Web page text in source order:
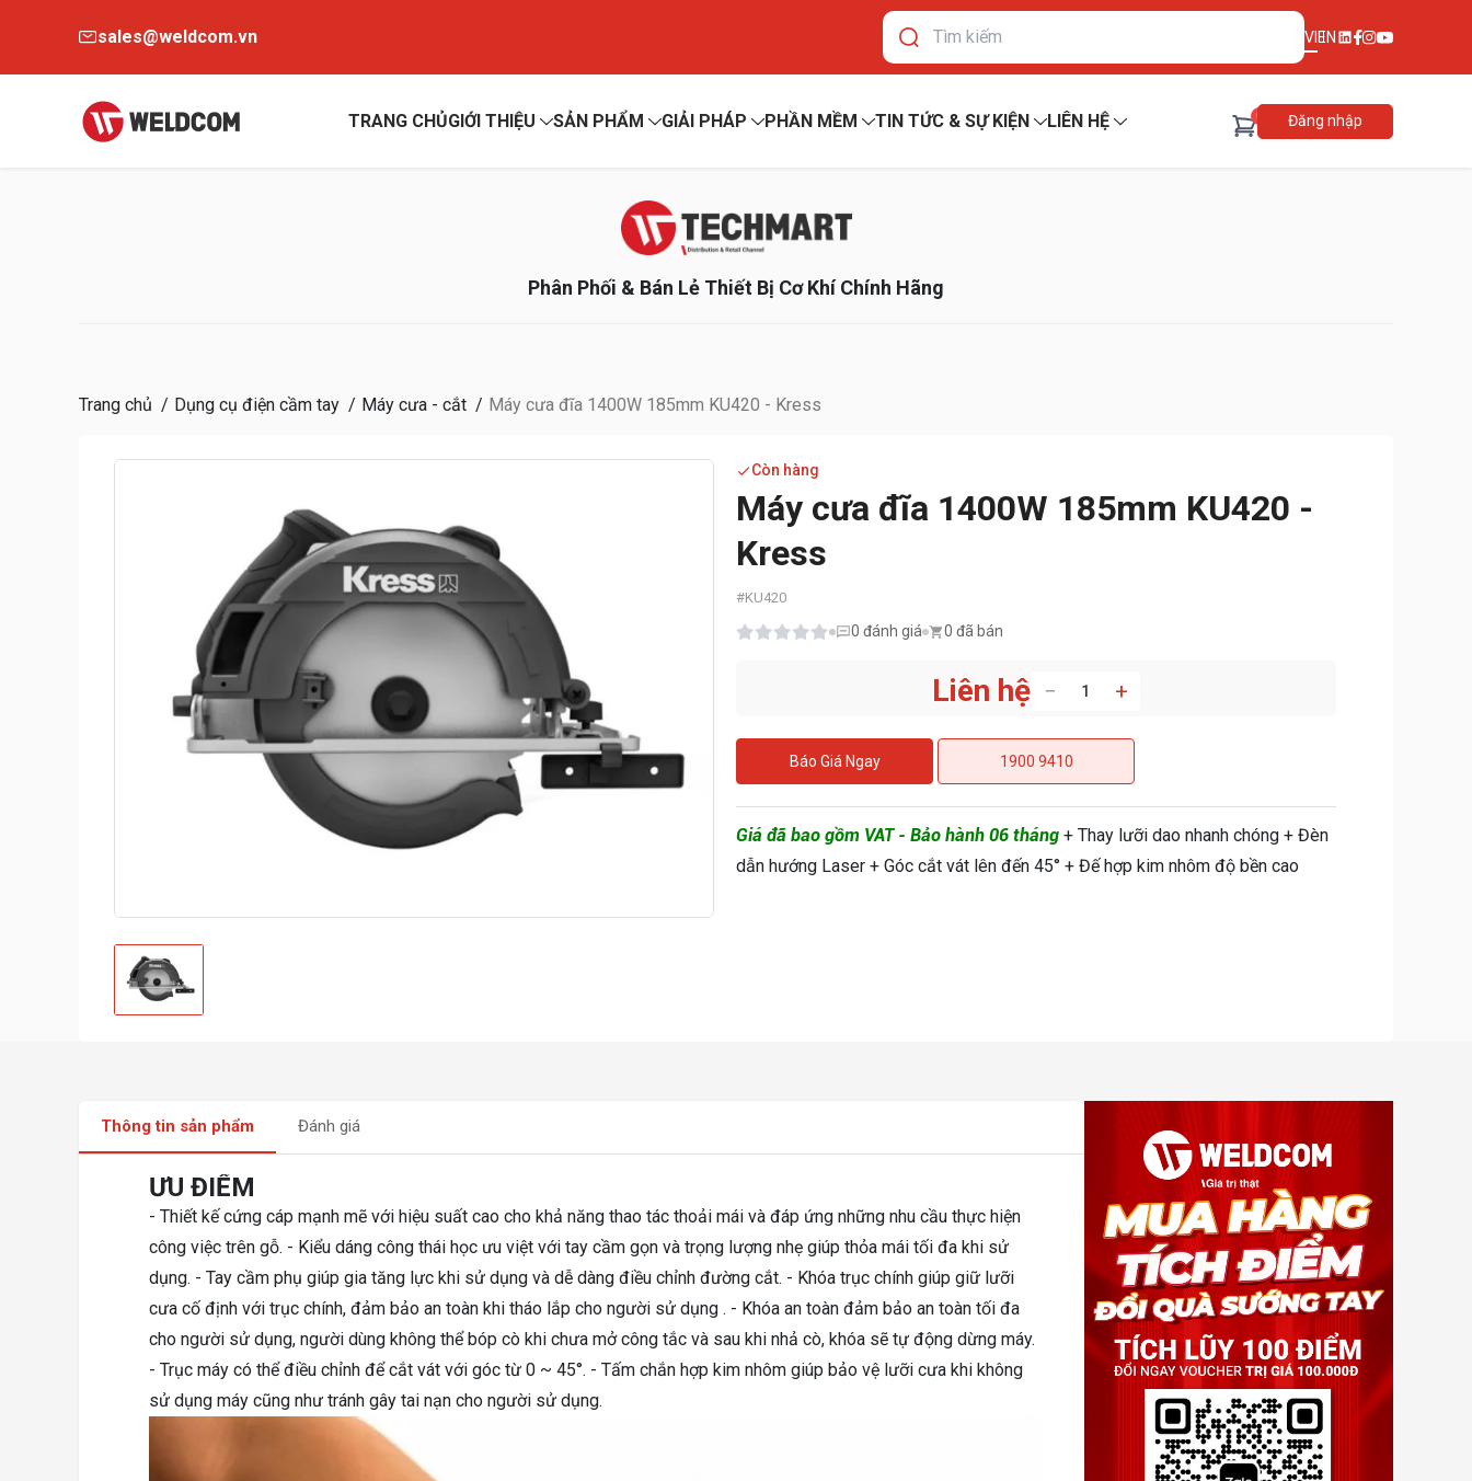
sales@weldcom.vn VIEN
TRANG CHỦGIỚI THIỆU SẢN PHẨM GIẢI PHÁP PHẦN MỀM TIN TỨC & SỰ KIỆN LIÊN HỆ 0 Đăng nhập
Phân Phối & Bán Lẻ Thiết Bị Cơ Khí Chính Hãng
Trang chủ Dụng cụ điện cầm tay Máy cưa - cắt Máy cưa đĩa 1400W 185mm KU420 - Kress
Còn hàng
Máy cưa đĩa 1400W 185mm KU420 -
Kress
#KU420
0 đánh giá 0 đã bán
Liên hệ − +
Báo Giá Ngay 1900 9410
Giá đã bao gồm VAT - Bảo hành 06 tháng + Thay lưỡi dao nhanh chóng + Đèn
dẫn hướng Laser + Góc cắt vát lên đến 45° + Đế hợp kim nhôm độ bền cao
Thông tin sản phẩm Đánh giá
ƯU ĐIỂM
- Thiết kế cứng cáp mạnh mẽ với hiệu suất cao cho khả năng thao tác thoải mái và đáp ứng những nhu cầu thực hiện
công việc trên gỗ. - Kiểu dáng công thái học ưu việt với tay cầm gọn và trọng lượng nhẹ giúp thỏa mái tối đa khi sử
dụng. - Tay cầm phụ giúp gia tăng lực khi sử dụng và dễ dàng điều chỉnh đường cắt. - Khóa trục chính giúp giữ lưỡi
cưa cố định với trục chính, đảm bảo an toàn khi tháo lắp cho người sử dụng . - Khóa an toàn đảm bảo an toàn tối đa
cho người sử dụng, người dùng không thể bóp cò khi chưa mở công tắc và sau khi nhả cò, khóa sẽ tự động dừng máy.
- Trục máy có thể điều chỉnh để cắt vát với góc từ 0 ~ 45°. - Tấm chắn hợp kim nhôm giúp bảo vệ lưỡi cưa khi không
sử dụng máy cũng như tránh gây tai nạn cho người sử dụng.